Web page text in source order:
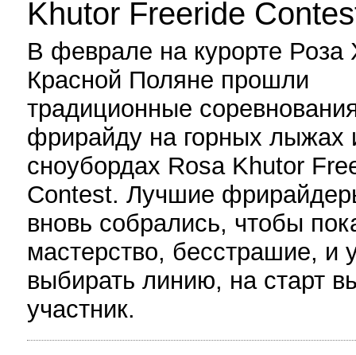
Khutor Freeride
В феврале на курорте Роза
Красной Поляне прошли
традиционные
фрирайду на горных лыжах
сноубордах Rosa Khutor
Contest. Лучшие
вновь собрались, чтобы
мастерство, бесстрашие, и
выбирать линию, на старт
участник.